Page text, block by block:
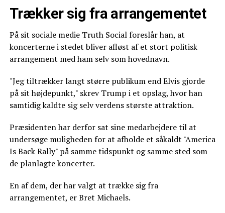
Trækker sig fra arrangementet
På sit sociale medie Truth Social foreslår han, at
koncerterne i stedet bliver afløst af et stort politisk
arrangement med ham selv som hovednavn.
"Jeg tiltrækker langt større publikum end Elvis gjorde
på sit højdepunkt," skrev Trump i et opslag, hvor han
samtidig kaldte sig selv verdens største attraktion.
Præsidenten har derfor sat sine medarbejdere til at
undersøge muligheden for at afholde et såkaldt "America
Is Back Rally" på samme tidspunkt og samme sted som
de planlagte koncerter.
En af dem, der har valgt at trække sig fra
arrangementet, er Bret Michaels.